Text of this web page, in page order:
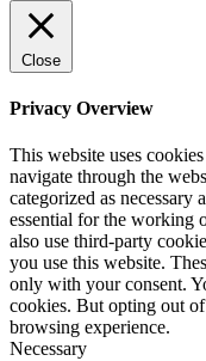
Close
Privacy Overview
This website uses
navigate through the
categorized as necessary
essential for the working
also use third-party
you use this website.
only with your consent.
cookies. But opting out
browsing experience.
Necessary